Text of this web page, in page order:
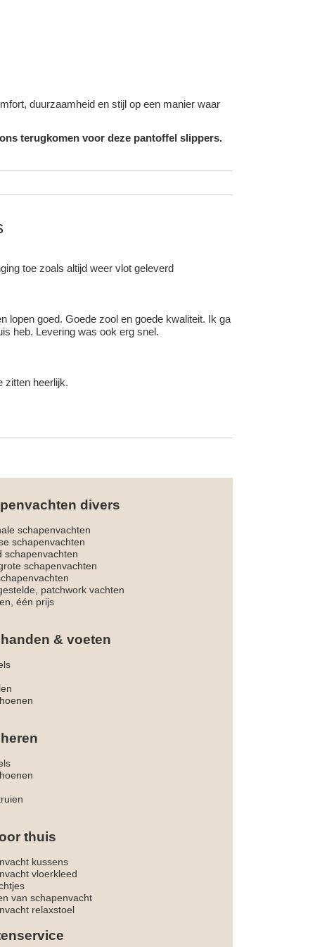
duurzaamheid en stijl op een manier waar
terugkomen voor deze pantoffel slippers.
toe zoals altijd weer vlot geleverd
lopen goed. Goede zool en goede kwaliteit. Ik ga
heb. Levering was ook erg snel.
zitten heerlijk.
divers
schapenvachten
schapenvachten
schapenvachten
schapenvachten
patchwork vachten
één prijs
& voeten
thuis
kussens
vloerkleed
van schapenvacht
relaxstoel